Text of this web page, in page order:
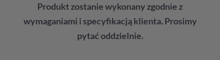
Produkt zostanie wykonany zgodnie z
wymaganiami i specyfikacją klienta. Prosimy
pytać oddzielnie.